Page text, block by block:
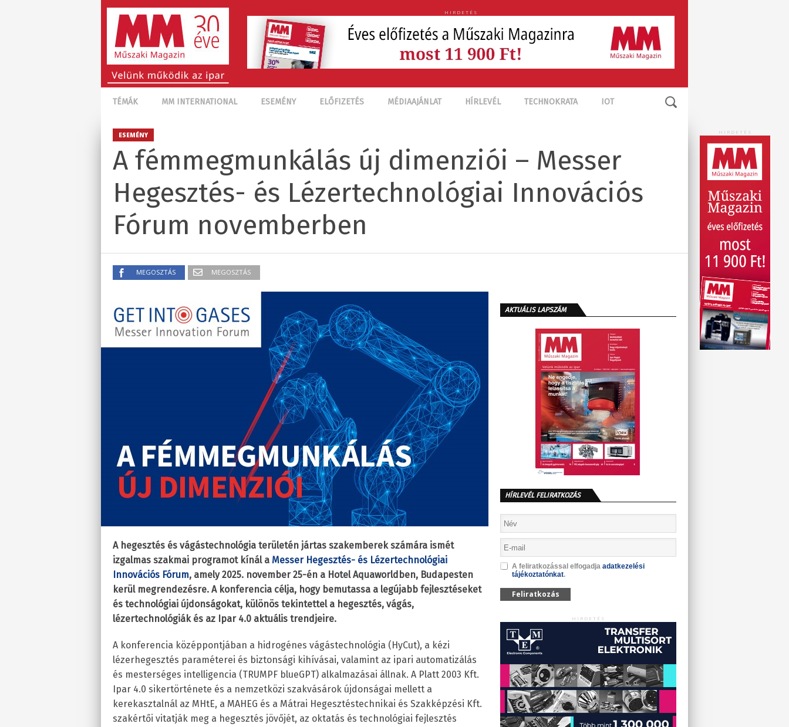
HIRDETÉS
TÉMÁK MM INTERNATIONAL ESEMÉNY ELŐFIZETÉS MÉDIAAJÁNLAT HÍRLEVÉL TECHNOKRATA IOT
HIRDETÉS
ESEMÉNY
A fémmegmunkálás új dimenziói – Messer
Hegesztés- és Lézertechnológiai Innovációs
Fórum novemberben
MEGOSZTÁS MEGOSZTÁS
A hegesztés és vágástechnológia területén jártas szakemberek számára ismét
izgalmas szakmai programot kínál a Messer Hegesztés- és Lézertechnológiai
Innovációs Fórum, amely 2025. november 25-én a Hotel Aquaworldben, Budapesten
kerül megrendezésre. A konferencia célja, hogy bemutassa a legújabb fejlesztéseket
és technológiai újdonságokat, különös tekintettel a hegesztés, vágás,
lézertechnológiák és az Ipar 4.0 aktuális trendjeire.
A konferencia középpontjában a hidrogénes vágástechnológia (HyCut), a kézi
lézerhegesztés paraméterei és biztonsági kihívásai, valamint az ipari automatizálás
és mesterséges intelligencia (TRUMPF blueGPT) alkalmazásai állnak. A Platt 2003 Kft.
Ipar 4.0 sikertörténete és a nemzetközi szakvásárok újdonságai mellett a
kerekasztalnál az MHtE, a MAHEG és a Mátrai Hegesztéstechnikai és Szakképzési Kft.
szakértői vitatják meg a hegesztés jövőjét, az oktatás és technológiai fejlesztés
AKTUÁLIS LAPSZÁM
HÍRLEVÉL FELIRATKOZÁS
A feliratkozással elfogadja adatkezelési
tájékoztatónkat.
Feliratkozás
HIRDETÉS